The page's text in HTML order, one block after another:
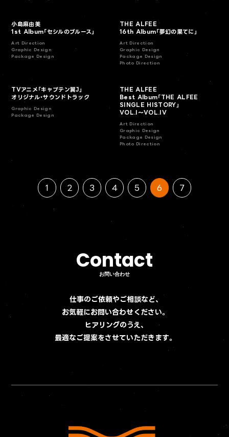
小島麻由美
1st Album「セシルのブルース」
Art Direction
Graphic Design
Package Design
THE ALFEE
16th Album「夢幻の果てに」
Art Direction
Graphic Design
Package Design
Photo Direction
TVアニメ「キャプテン翼J」
オリジナル・サウンドトラック
Graphic Design
Package Design
THE ALFEE
Best Album「THE ALFEE
SINGLE HISTORY」
VOL.I～VOL.IV
Art Direction
Graphic Design
Package Design
Photo Direction
1 2 3 4 5 6 7
Contact
Contact
お問い合わせ
仕事のご依頼やご相談など、
お気軽にお問い合わせください。
ヒアリングのうえ、
最適なご提案をさせていただきます。